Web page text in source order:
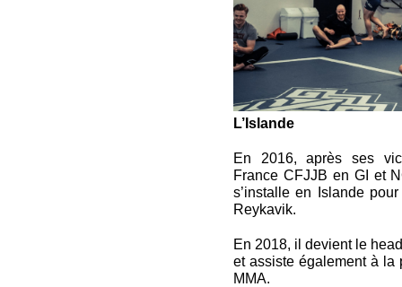
L’Islande
En 2016, après ses
France CFJJB en GI et
s’installe en Islande
Reykavik.
En 2018, il devient le
et assiste également à la
MMA.